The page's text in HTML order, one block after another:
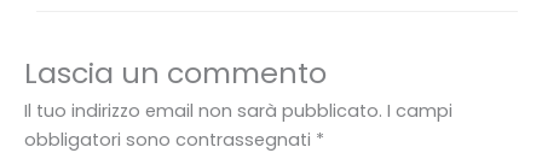
Lascia un commento
Il tuo indirizzo email non sarà pubblicato. I campi
obbligatori sono contrassegnati *